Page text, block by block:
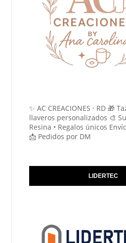
✨ AC CREACIONES · RD 🎁
llaveros personalizados 🎨
Resina • Regalos únicos
📩 Pedidos por DM
LIDERTEC